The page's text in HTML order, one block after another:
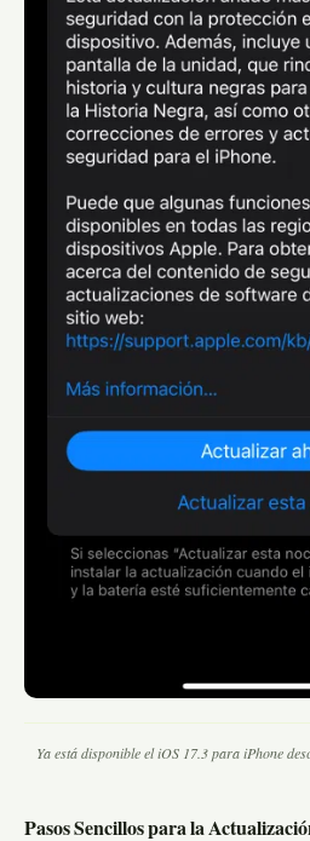
Ya está disponible el iOS 17.3 para iPhone
Pasos Sencillos para la